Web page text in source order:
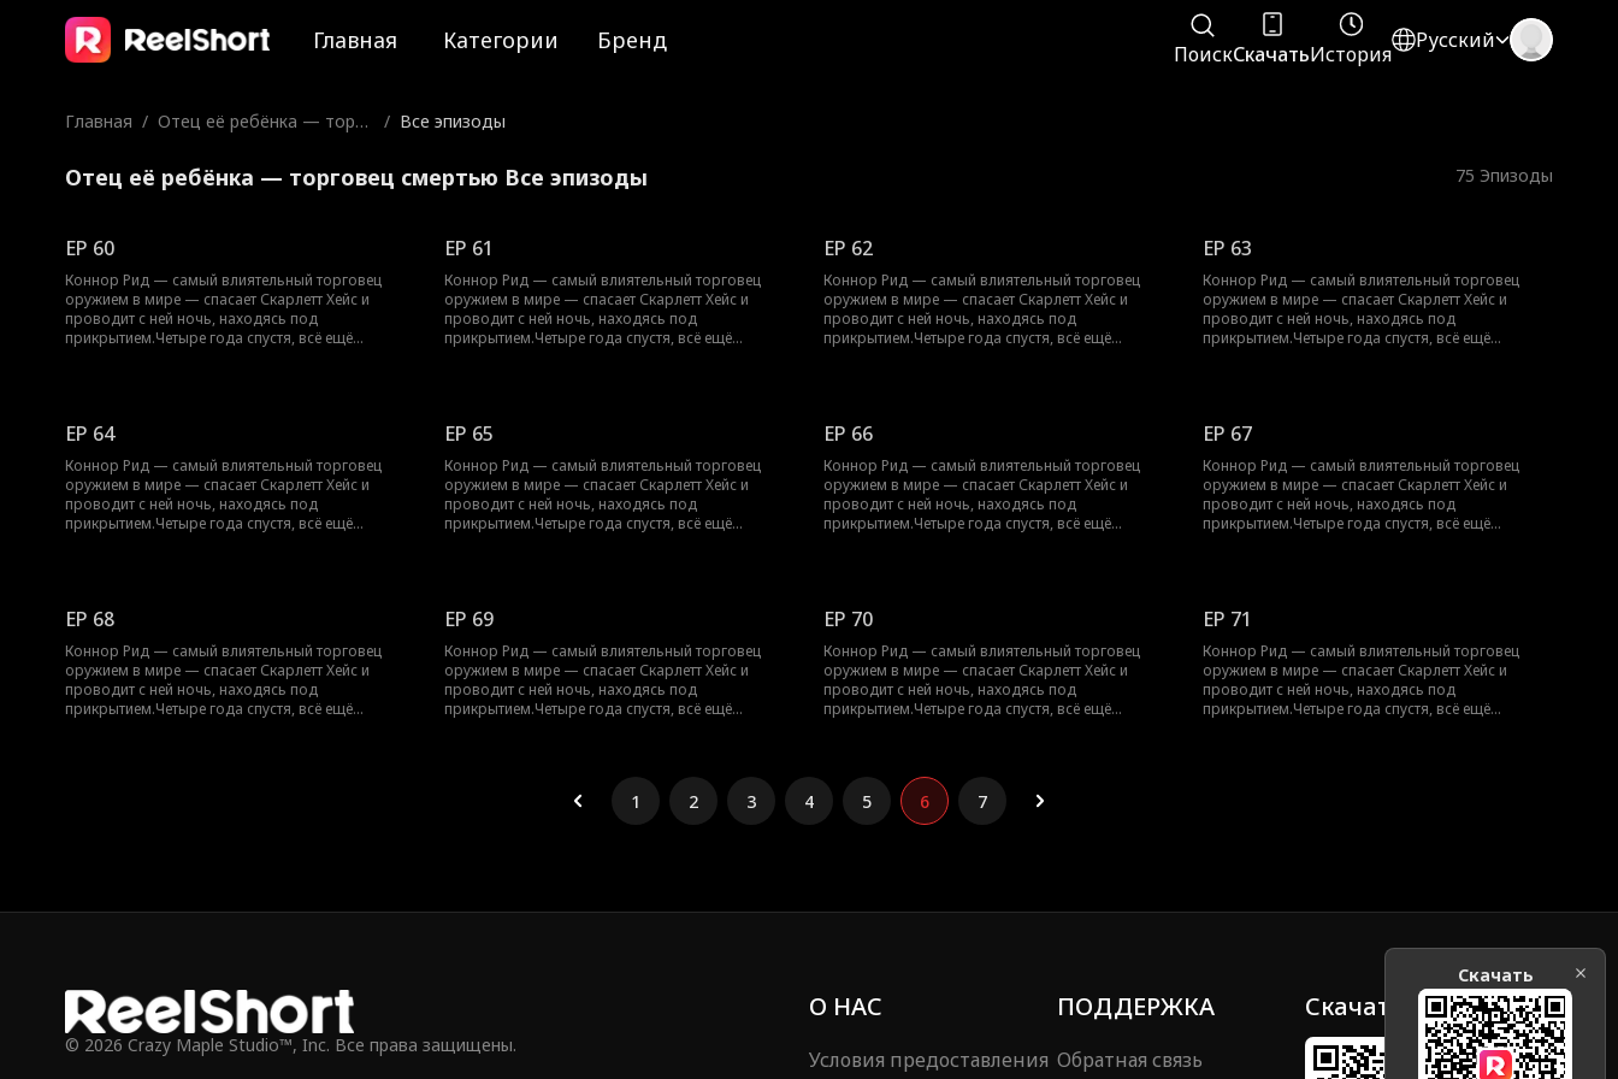
Главная Категории Бренд ПоискСкачатьИстория
Русский
Главная / Отец её ребёнка — торго
/ Все эпизоды
Отец её ребёнка — торговец смертью Все эпизоды 75 Эпизоды
EP 60
Коннор Рид — самый влиятельный торговец
оружием в мире — спасает Скарлетт Хейс и
проводит с ней ночь, находясь под
прикрытием.Четыре года спустя, всё ещё
EP 61
Коннор Рид — самый влиятельный торговец
оружием в мире — спасает Скарлетт Хейс и
проводит с ней ночь, находясь под
прикрытием.Четыре года спустя, всё ещё
EP 62
Коннор Рид — самый влиятельный торговец
оружием в мире — спасает Скарлетт Хейс и
проводит с ней ночь, находясь под
прикрытием.Четыре года спустя, всё ещё
EP 63
Коннор Рид — самый влиятельный торговец
оружием в мире — спасает Скарлетт Хейс и
проводит с ней ночь, находясь под
прикрытием.Четыре года спустя, всё ещё
EP 64
Коннор Рид — самый влиятельный торговец
оружием в мире — спасает Скарлетт Хейс и
проводит с ней ночь, находясь под
прикрытием.Четыре года спустя, всё ещё
EP 65
Коннор Рид — самый влиятельный торговец
оружием в мире — спасает Скарлетт Хейс и
проводит с ней ночь, находясь под
прикрытием.Четыре года спустя, всё ещё
EP 66
Коннор Рид — самый влиятельный торговец
оружием в мире — спасает Скарлетт Хейс и
проводит с ней ночь, находясь под
прикрытием.Четыре года спустя, всё ещё
EP 67
Коннор Рид — самый влиятельный торговец
оружием в мире — спасает Скарлетт Хейс и
проводит с ней ночь, находясь под
прикрытием.Четыре года спустя, всё ещё
EP 68
Коннор Рид — самый влиятельный торговец
оружием в мире — спасает Скарлетт Хейс и
проводит с ней ночь, находясь под
прикрытием.Четыре года спустя, всё ещё
EP 69
Коннор Рид — самый влиятельный торговец
оружием в мире — спасает Скарлетт Хейс и
проводит с ней ночь, находясь под
прикрытием.Четыре года спустя, всё ещё
EP 70
Коннор Рид — самый влиятельный торговец
оружием в мире — спасает Скарлетт Хейс и
проводит с ней ночь, находясь под
прикрытием.Четыре года спустя, всё ещё
EP 71
Коннор Рид — самый влиятельный торговец
оружием в мире — спасает Скарлетт Хейс и
проводит с ней ночь, находясь под
прикрытием.Четыре года спустя, всё ещё
1 2 3 4 5 6 7
© 2026 Crazy Maple Studio™, Inc. Все права защищены.
О НАС
Условия предоставления
ПОДДЕРЖКА
Обратная связь
Скачать
Скачать